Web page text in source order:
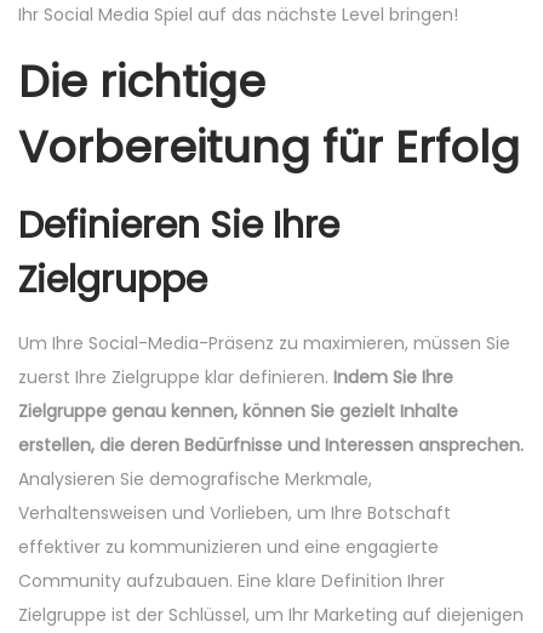
Ihr Social Media Spiel auf das nächste Level bringen!
Die richtige
Vorbereitung für Erfolg
Definieren Sie Ihre
Zielgruppe
Um Ihre Social-Media-Präsenz zu maximieren, müssen Sie
zuerst Ihre Zielgruppe klar definieren. Indem Sie Ihre
Zielgruppe genau kennen, können Sie gezielt Inhalte
erstellen, die deren Bedürfnisse und Interessen ansprechen.
Analysieren Sie demografische Merkmale,
Verhaltensweisen und Vorlieben, um Ihre Botschaft
effektiver zu kommunizieren und eine engagierte
Community aufzubauen. Eine klare Definition Ihrer
Zielgruppe ist der Schlüssel, um Ihr Marketing auf diejenigen